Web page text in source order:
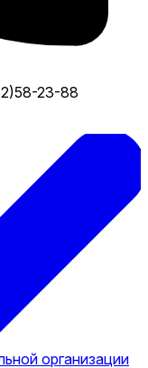
23-88
организации